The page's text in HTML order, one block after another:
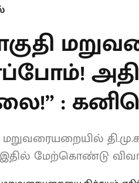
மறுவரையறையில்